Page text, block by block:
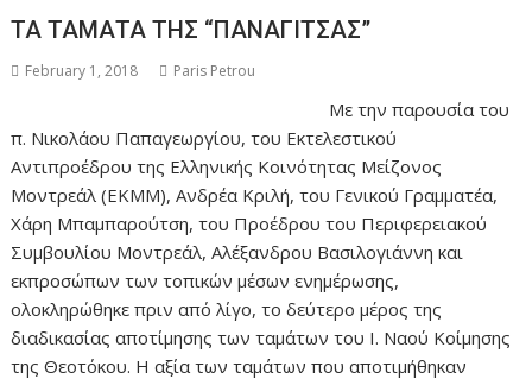
ΤΑ ΤΑΜΑΤΑ ΤΗΣ “ΠΑΝΑΓΙΤΣΑΣ”
February 1, 2018 Paris Petrou
Με την παρουσία του
π. Νικολάου Παπαγεωργίου, του Εκτελεστικού
Αντιπροέδρου της Ελληνικής Κοινότητας Μείζονος
Μοντρεάλ (ΕΚΜΜ), Ανδρέα Κριλή, του Γενικού Γραμματέα,
Χάρη Μπαμπαρούτση, του Προέδρου του Περιφερειακού
Συμβουλίου Μοντρεάλ, Αλέξανδρου Βασιλογιάννη και
εκπροσώπων των τοπικών μέσων ενημέρωσης,
ολοκληρώθηκε πριν από λίγο, το δεύτερο μέρος της
διαδικασίας αποτίμησης των ταμάτων του Ι. Ναού Κοίμησης
της Θεοτόκου. Η αξία των ταμάτων που αποτιμήθηκαν